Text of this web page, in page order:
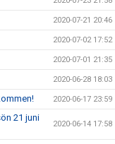
2020-07-21 20:46
2020-07-02 17:52
2020-07-01 21:35
2020-06-28 18:03
2020-06-17 23:59
21 juni
2020-06-14 17:58